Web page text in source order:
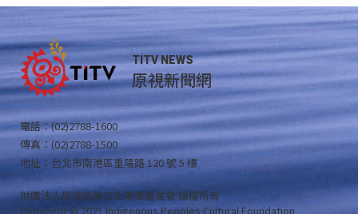
TITV NEWS
原視新聞網
電話：(02)2788-1600
傳真：(02)2788-1500
地址：台北市南港區重陽路 120 號 5 樓
財團法人原住民族文化事業基金會 版權所有
Copyright © 2021 Indigenous Peoples Cultural Foundation